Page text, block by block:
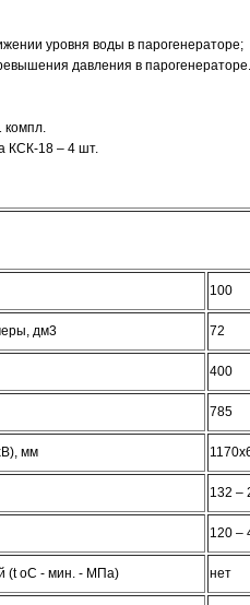
уровня воды в парогенераторе;
давления в парогенераторе.
компл.
КСК-18 – 4 шт.
100
дм3 72
400
785
мм
132 –
120 –
(t oC - мин. - МПа) нет